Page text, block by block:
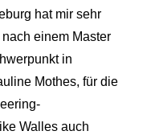
hat mir sehr
einem Master
in
Mothes, für die
Walles auch